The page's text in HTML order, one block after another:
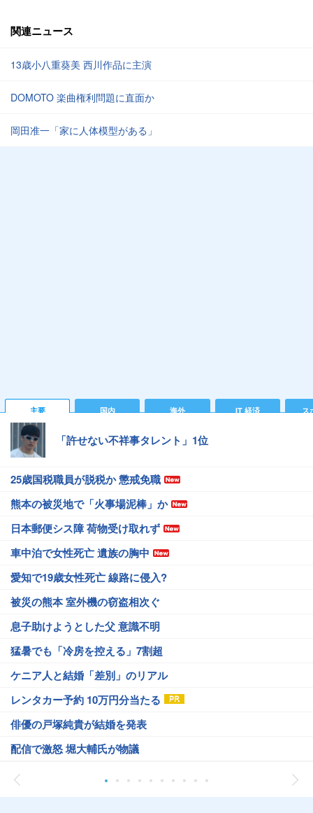
関連ニュース
13歳小八重葵美 西川作品に主演
DOMOTO 楽曲権利問題に直面か
岡田准一「家に人体模型がある」
主要 国内 海外 IT 経済 ス
「許せない不祥事タレント」1位
25歳国税職員が脱税か 懲戒免職
熊本の被災地で「火事場泥棒」か
日本郵便シス障 荷物受け取れず
車中泊で女性死亡 遺族の胸中
愛知で19歳女性死亡 線路に侵入?
被災の熊本 室外機の窃盗相次ぐ
息子助けようとした父 意識不明
猛暑でも「冷房を控える」7割超
ケニア人と結婚「差別」のリアル
レンタカー予約 10万円分当たる
俳優の戸塚純貴が結婚を発表
配信で激怒 堀大輔氏が物議